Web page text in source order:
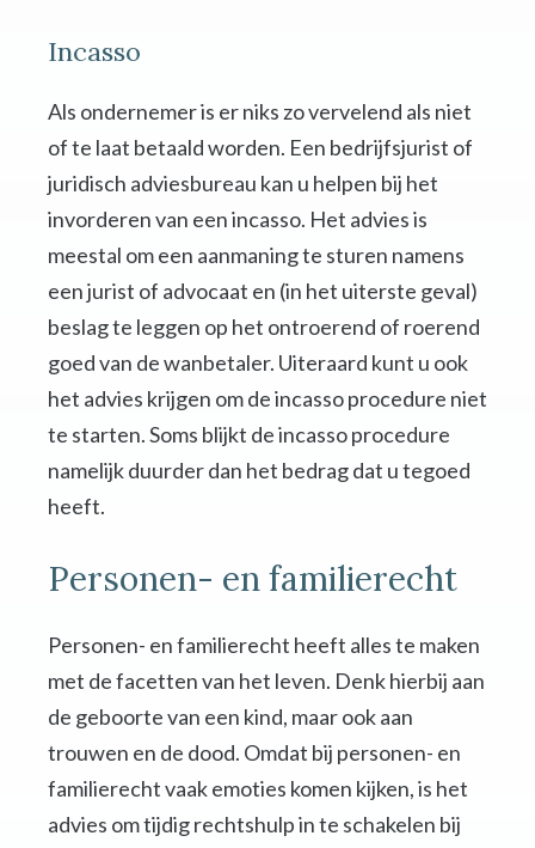
Incasso
Als ondernemer is er niks zo vervelend als niet
of te laat betaald worden. Een bedrijfsjurist of
juridisch adviesbureau kan u helpen bij het
invorderen van een incasso. Het advies is
meestal om een aanmaning te sturen namens
een jurist of advocaat en (in het uiterste geval)
beslag te leggen op het ontroerend of roerend
goed van de wanbetaler. Uiteraard kunt u ook
het advies krijgen om de incasso procedure niet
te starten. Soms blijkt de incasso procedure
namelijk duurder dan het bedrag dat u tegoed
heeft.
Personen- en familierecht
Personen- en familierecht heeft alles te maken
met de facetten van het leven. Denk hierbij aan
de geboorte van een kind, maar ook aan
trouwen en de dood. Omdat bij personen- en
familierecht vaak emoties komen kijken, is het
advies om tijdig rechtshulp in te schakelen bij